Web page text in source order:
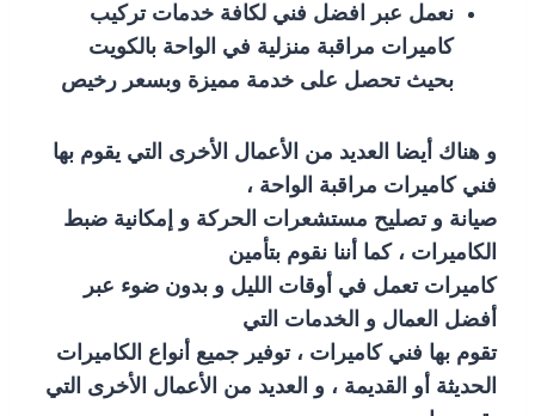
نعمل عبر افضل فني لكافة خدمات تركيب
كاميرات مراقبة منزلية في الواحة بالكويت
بحيث تحصل على خدمة مميزة وبسعر رخيص
و هناك أيضا العديد من الأعمال الأخرى التي يقوم بها
فني كاميرات مراقبة الواحة ،
صيانة و تصليح مستشعرات الحركة و إمكانية ضبط
الكاميرات ، كما أننا نقوم بتأمين
كاميرات تعمل في أوقات الليل و بدون ضوء عبر
أفضل العمال و الخدمات التي
تقوم بها فني كاميرات ، توفير جميع أنواع الكاميرات
الحديثة أو القديمة ، و العديد من الأعمال الأخرى التي